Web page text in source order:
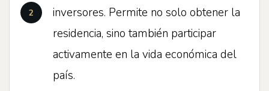
inversores. Permite no solo obtener la
residencia, sino también participar
activamente en la vida económica del
país.